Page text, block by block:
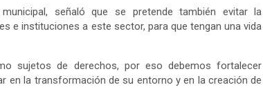
señaló que se pretende también evitar la
e institucionesa este sector, para que tengan una vida
sujetos de derechos, por eso debemos fortalecer
en la transformación de su entorno y en la creación de